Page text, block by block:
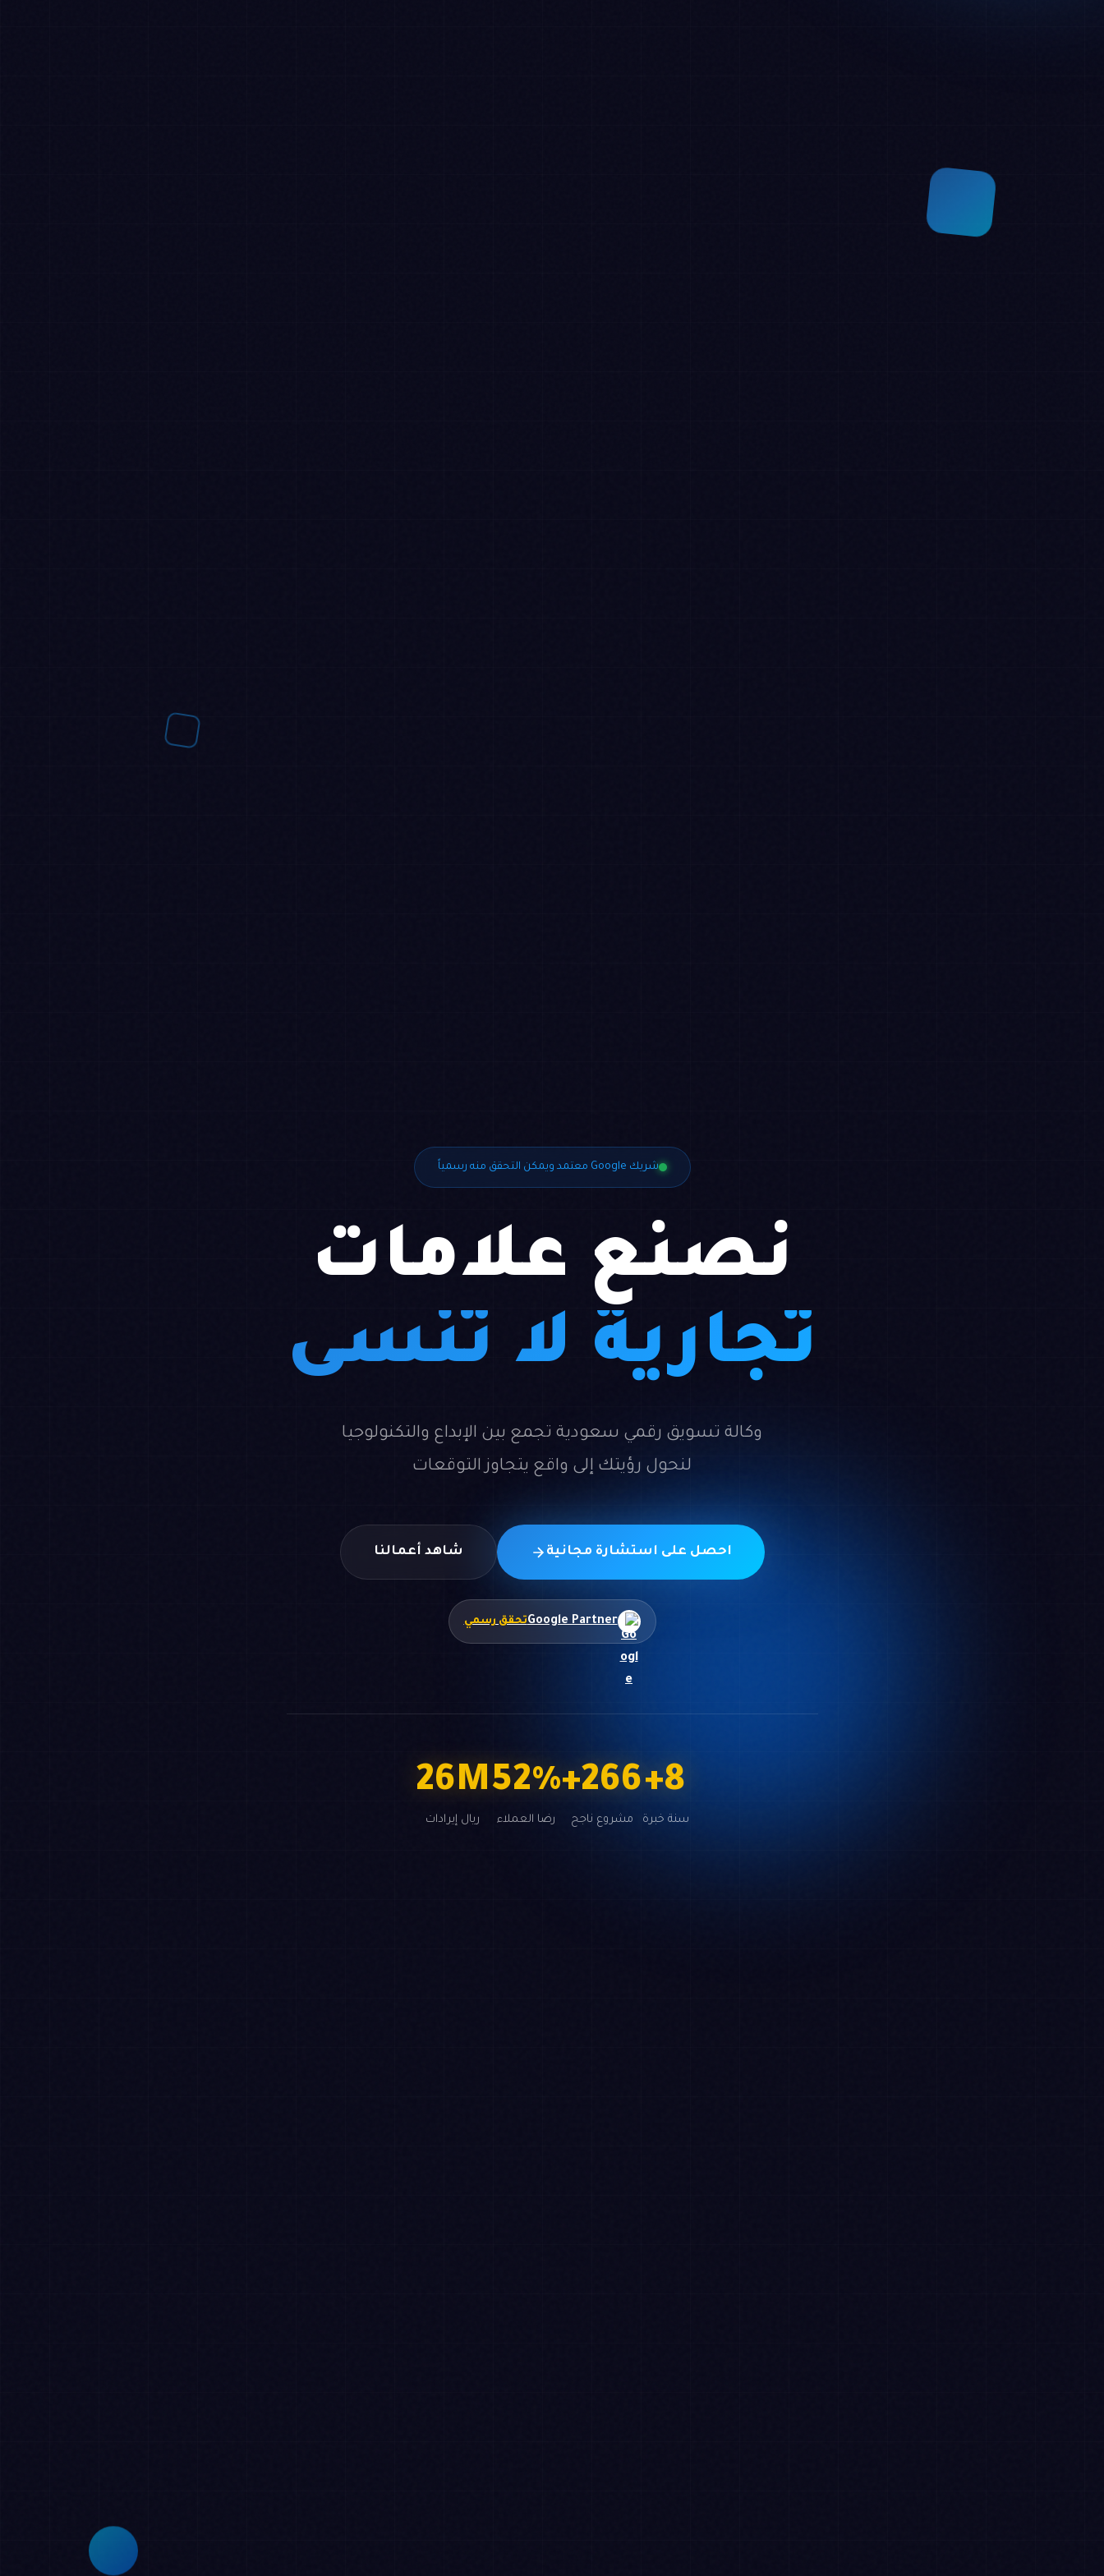
شريك Google معتمد ويمكن التحقق منه رسمياً
نصنع علامات
تجارية لا تُنسى
وكالة تسويق رقمي سعودية تجمع بين الإبداع والتكنولوجيا
لنحول رؤيتك إلى واقع يتجاوز التوقعات
احصل على استشارة مجانية شاهد أعمالنا
Google Partnerتحقق رسمي
15
+
سنة خبرة
500
+
مشروع ناجح
98%
رضا العملاء
50M
ريال إيرادات